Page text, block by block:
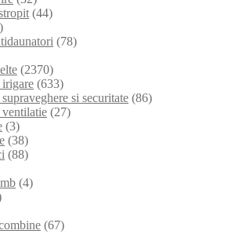
(44)
(78)
(2370)
irigare (633)
si securitate (86)
ventilatie (27)
(3)
(38)
(88)
(4)
(67)